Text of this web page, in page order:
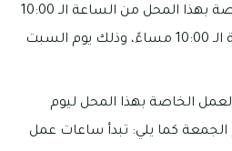
ساعات العمل الخاصة بهذا المحل من الساعة الـ 10:00
صباحًا وحتى الساعة الـ 10:00 مساءً، وذلك يوم السبت
الخاصة بهذا المحل ليوم
كما يلي: تبدأ ساعات عمل